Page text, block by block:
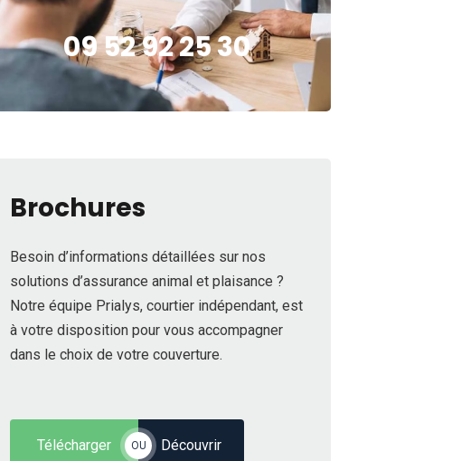
09 52 92 25 30
Brochures
Besoin d’informations détaillées sur nos
solutions d’assurance animal et plaisance ?
Notre équipe Prialys, courtier indépendant, est
à votre disposition pour vous accompagner
dans le choix de votre couverture.
Télécharger OU Découvrir